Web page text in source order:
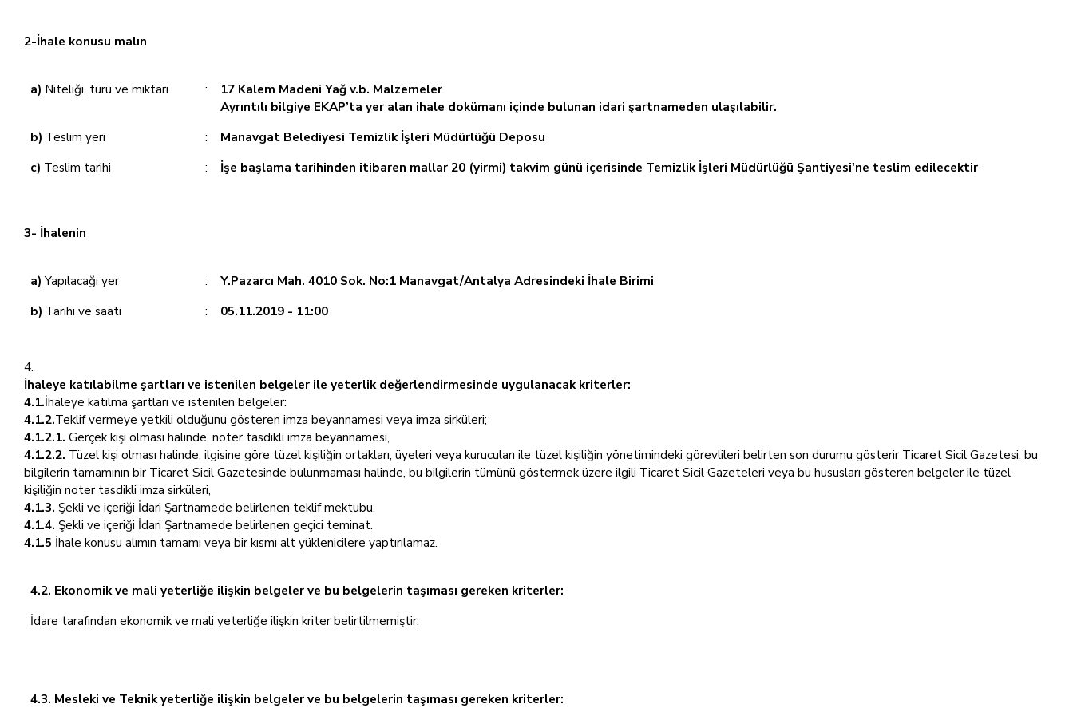
2-İhale konusu malın
a) Niteliği, türü ve miktarı :
17 Kalem Madeni Yağ v.b. Malzemeler
Ayrıntılı bilgiye EKAP’ta yer alan ihale dokümanı içinde bulunan idari şartnameden ulaşılabilir.
b) Teslim yeri :
Manavgat Belediyesi Temizlik İşleri Müdürlüğü Deposu
c) Teslim tarihi : İşe başlama tarihinden itibaren mallar 20 (yirmi) takvim günü içerisinde Temizlik İşleri Müdürlüğü Şantiyesi'ne teslim edilecektir
3- İhalenin
a)Yapılacağı yer :
Y.Pazarcı Mah. 4010 Sok. No:1 Manavgat/Antalya Adresindeki İhale Birimi
b) Tarihi ve saati : 05.11.2019 - 11:00
İhaleye katılabilme şartları ve istenilen belgeler ile yeterlik değerlendirmesinde uygulanacak kriterler:
4.1.İhaleye katılma şartları ve istenilen belgeler:
4.1.2.Teklif vermeye yetkili olduğunu gösteren imza beyannamesi veya imza sirküleri;
4.1.2.1. Gerçek kişi olması halinde, noter tasdikli imza beyannamesi,
4.1.2.2. Tüzel kişi olması halinde, ilgisine göre tüzel kişiliğin ortakları, üyeleri veya kurucuları ile tüzel kişiliğin yönetimindeki görevlileri belirten son durumu gösterir Ticaret Sicil Gazetesi, bu
bilgilerin tamamının bir Ticaret Sicil Gazetesinde bulunmaması halinde, bu bilgilerin tümünü göstermek üzere ilgili Ticaret Sicil Gazeteleri veya bu hususları gösteren belgeler ile tüzel
kişiliğin noter tasdikli imza sirküleri,
4.1.3. Şekli ve içeriği İdari Şartnamede belirlenen teklif mektubu.
4.1.4. Şekli ve içeriği İdari Şartnamede belirlenen geçici teminat.
4.1.5 İhale konusu alımın tamamı veya bir kısmı alt yüklenicilere yaptırılamaz.
4.2. Ekonomik ve mali yeterliğe ilişkin belgeler ve bu belgelerin taşıması gereken kriterler:
İdare tarafından ekonomik ve mali yeterliğe ilişkin kriter belirtilmemiştir.
4.3. Mesleki ve Teknik yeterliğe ilişkin belgeler ve bu belgelerin taşıması gereken kriterler: